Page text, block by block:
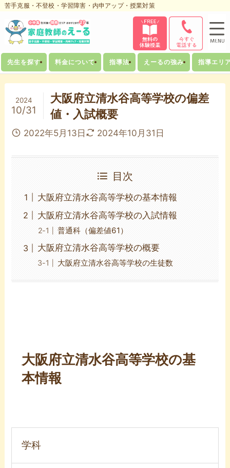
苦手克服・不登校・学習障害・内申アップ・授業対策
先生を探す 料金について 指導法 えーるの強み 指導エリ
大阪府立清水谷高等学校の偏差
値・入試概要
2024
10/31
2022年5月13日 2024年10月31日
目次
大阪府立清水谷高等学校の基本情報
大阪府立清水谷高等学校の入試情報
普通科（偏差値61）
大阪府立清水谷高等学校の概要
大阪府立清水谷高等学校の生徒数
大阪府立清水谷高等学校の基
本情報
学科